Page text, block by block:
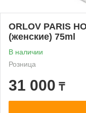
ORLOV PARIS
(женские) 75ml
В наличии
Розница
31 000 ₸